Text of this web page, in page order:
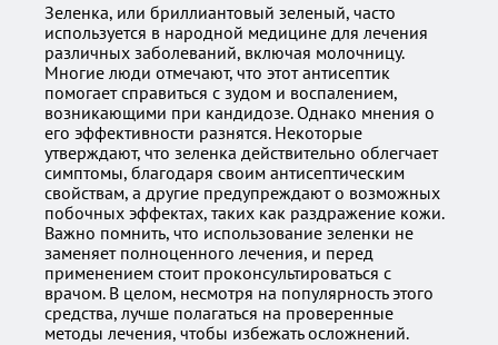
Зеленка, или бриллиантовый зеленый, часто
используется в народной медицине для лечения
различных заболеваний, включая молочницу.
Многие люди отмечают, что этот антисептик
помогает справиться с зудом и воспалением,
возникающими при кандидозе. Однако мнения о
его эффективности разнятся. Некоторые
утверждают, что зеленка действительно облегчает
симптомы, благодаря своим антисептическим
свойствам, а другие предупреждают о возможных
побочных эффектах, таких как раздражение кожи.
Важно помнить, что использование зеленки не
заменяет полноценного лечения, и перед
применением стоит проконсультироваться с
врачом. В целом, несмотря на популярность этого
средства, лучше полагаться на проверенные
методы лечения, чтобы избежать осложнений.